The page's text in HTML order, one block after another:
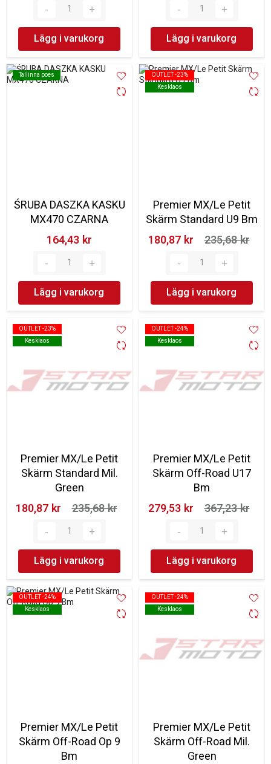
Lägg i varukorg Lägg i varukorg
Tallinna poes
Tallinna poes
ŚRUBA DASZKA KASKU
MX470 CZARNA
164,43 kr‎
Lägg i varukorg
OUTLET -23%
Kesklaos
OUTLET -23%
Kesklaos
Premier MX/Le Petit
Skärm Standard U9 Bm
180,87 kr‎
235,68 kr‎
Lägg i varukorg
OUTLET -23%
Kesklaos
OUTLET -23%
Kesklaos
Premier MX/Le Petit
Skärm Standard Mil.
Green
180,87 kr‎
235,68 kr‎
Lägg i varukorg
OUTLET -24%
Kesklaos
OUTLET -24%
Kesklaos
Premier MX/Le Petit
Skärm Off-Road U17
Bm
279,53 kr‎
367,23 kr‎
Lägg i varukorg
OUTLET -24%
Kesklaos
OUTLET -24%
Kesklaos
Premier MX/Le Petit
Skärm Off-Road Op 9
Bm
OUTLET -24%
Kesklaos
OUTLET -24%
Kesklaos
Premier MX/Le Petit
Skärm Off-Road Mil.
Green